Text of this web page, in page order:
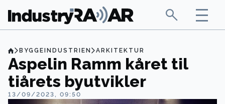
BYGGEINDUSTRIEN ARKITEKTUR
Aspelin Ramm kåret til
tiårets byutvikler
13/09/2023, 09:50